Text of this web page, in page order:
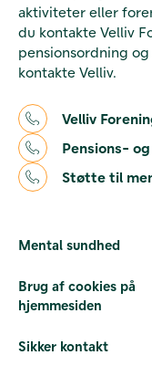
aktiviteter eller
du kontakte Velliv
pensionsordning
kontakte Velliv.
Velliv
Pensions-
Støtte til
Mental sundhed
Brug af cookies på
hjemmesiden
Sikker kontakt